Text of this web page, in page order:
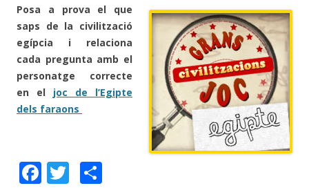
Posa a prova el que
saps de la civilització
egípcia i relaciona
cada pregunta amb el
personatge correcte
en el joc de l’Egipte
dels faraons
F T